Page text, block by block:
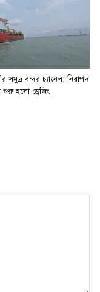
সমুদ্র বন্দর চ্যানেল: নিরাপদ
শুরু হলো ড্রেজিং